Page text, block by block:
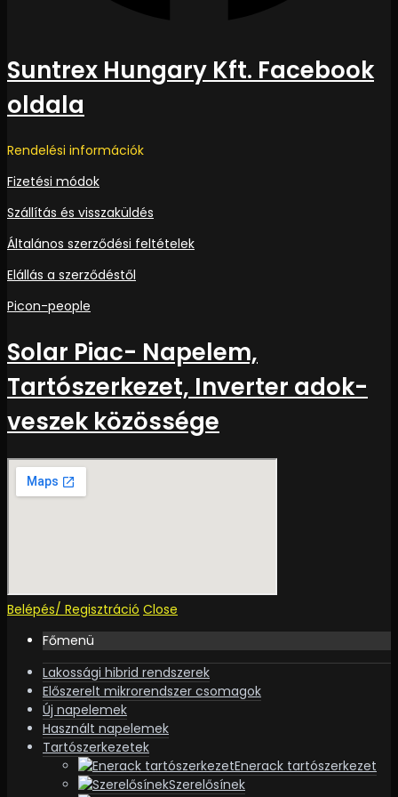
Suntrex Hungary Kft. Facebook
oldala
Rendelési információk
Fizetési módok
Szállítás és visszaküldés
Általános szerződési feltételek
Elállás a szerződéstől
Picon-people
Solar Piac- Napelem,
Tartószerkezet, Inverter adok-
veszek közössége
Belépés/ Regisztráció Close
Főmenü
Lakossági hibrid rendszerek
Előszerelt mikrorendszer csomagok
Új napelemek
Használt napelemek
Tartószerkezetek
Enerack tartószerkezet
Szerelősínek